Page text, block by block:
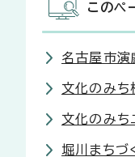
このペ
名古屋市演
文化のみち
文化のみち
堀川まちづ